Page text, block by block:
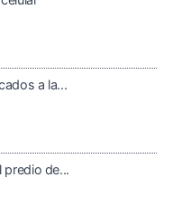
a la...
predio de...